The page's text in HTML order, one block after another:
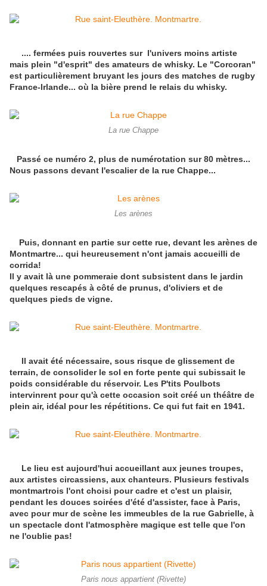
.... fermées puis rouvertes sur l'univers moins artiste
mais plein "d'esprit" des amateurs de whisky. Le "Corcoran"
est particulièrement bruyant les jours des matches de rugby
France-Irlande... où la bière prend le relais du whisky.
La rue Chappe
Passé ce numéro 2, plus de numérotation sur 80 mètres...
Nous passons devant l'escalier de la rue Chappe...
Les arènes
Puis, donnant en partie sur cette rue, devant les arènes de
Montmartre... qui heureusement n'ont jamais accueilli de
corrida!
Il y avait là une pommeraie dont subsistent dans le jardin
quelques rescapés à côté de prunus, d'oliviers et de
quelques pieds de vigne.
Il avait été nécessaire, sous risque de glissement de
terrain, de consolider le sol en forte pente qui subissait le
poids considérable du réservoir. Les P'tits Poulbots
intervinrent pour qu'à cette occasion soit créé un théâtre de
plein air, idéal pour les répétitions. Ce qui fut fait en 1941.
Le lieu est aujourd'hui accueillant aux jeunes troupes,
aux artistes circassiens, aux chanteurs. Plusieurs festivals
montmartrois l'ont choisi pour cadre et c'est un plaisir,
pendant les douces soirées d'été d'assister, face à Paris,
avec pour mur de scène les immeubles de la rue Gabrielle, à
un spectacle dont l'atmosphère magique est telle que l'on
ne l'oublie pas!
Paris nous appartient (Rivette)